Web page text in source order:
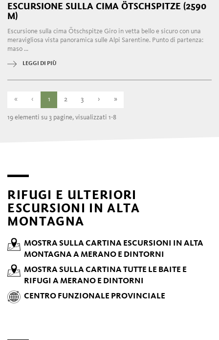
ESCURSIONE SULLA CIMA ÖTSCHSPITZE (2590
M)
Escursione sulla cima Ötschspitze Giro in vetta bello e sicuro con una
meravigliosa vista panoramica sulle Alpi Sarentine. Punto di partenza:
maso ...
LEGGI DI PIÙ
« ‹ 1 2 3 › »
19 elementi su 3 pagine, visualizzati 1-8
RIFUGI E ULTERIORI
ESCURSIONI IN ALTA
MONTAGNA
MOSTRA SULLA CARTINA ESCURSIONI IN ALTA
MONTAGNA A MERANO E DINTORNI
MOSTRA SULLA CARTINA TUTTE LE BAITE E
RIFUGI A MERANO E DINTORNI
CENTRO FUNZIONALE PROVINCIALE